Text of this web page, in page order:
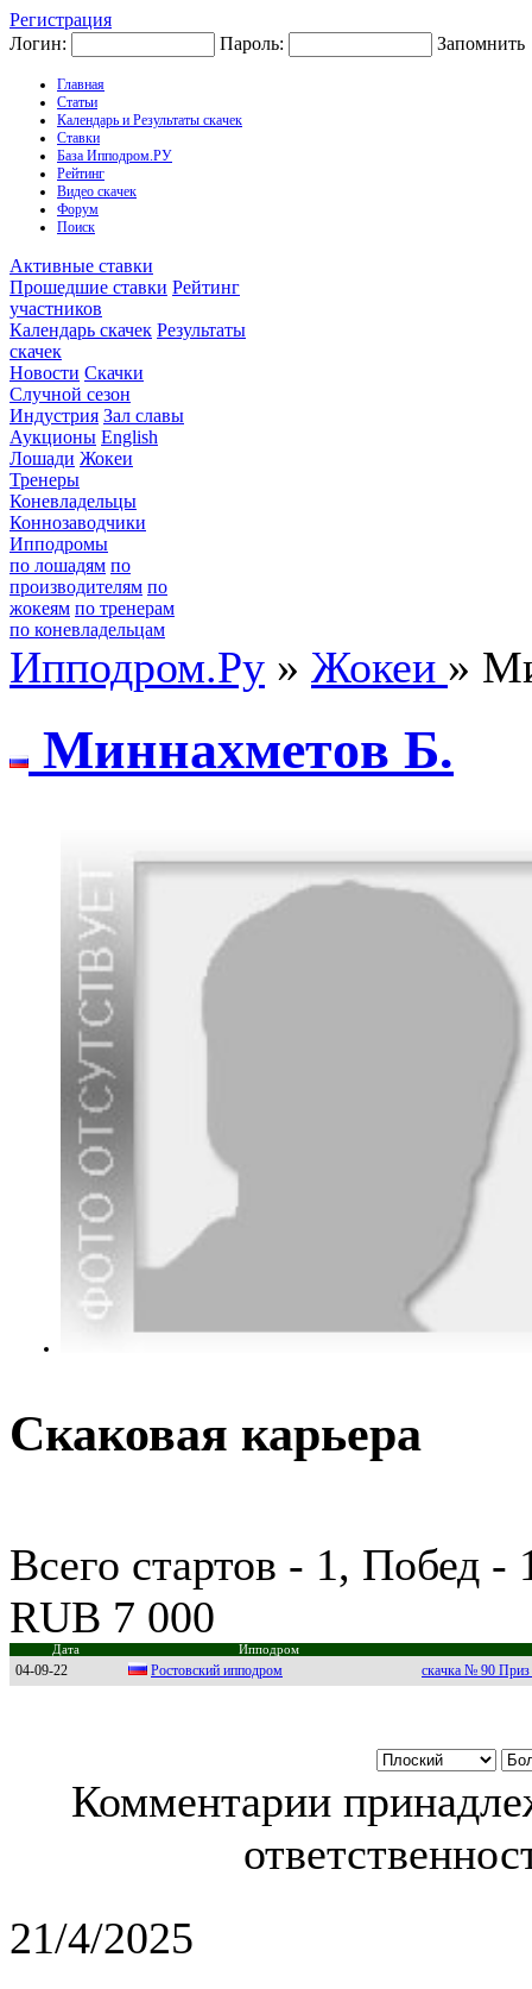
Регистрация
Логин:
Пароль: Запомнить
Главная
Статьи
Календарь и Результаты скачек
Ставки
База Ипподром.РУ
Рейтинг
Видео скачек
Форум
Поиск
Активные ставки
Прошедшие ставки Рейтинг
участников
Календарь скачек Результаты
скачек
Новости Скачки
Случной сезон
Индустрия Зал славы
Аукционы English
Лошади Жокеи
Тренеры
Коневладельцы
Коннозаводчики
Ипподромы
по лошадям по
производителям по
жокеям по тренерам
по коневладельцам
Ипподром.Ру » Жокеи »
Mиннахметoв Б.
Скаковая карьера
Всего стартов - 1, Побед
RUB 7 000
Дата Ипподром
04-09-22 Pocтoвcкий иппoдрoм скачка № 90 Приз
Комментарии
21/4/2025